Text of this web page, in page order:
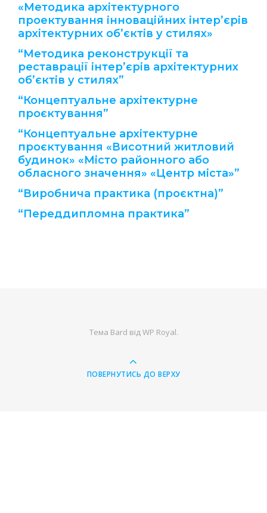
«Методика архітектурного
проектування інноваційних інтер’єрів
архітектурних об’єктів у стилях»
“Методика реконструкції та
реставрації інтер’єрів архітектурних
об’єктів у стилях”
“Концептуальне архітектурне
проєктування”
“Концептуальне архітектурне
проєктування «Висотний житловий
будинок» «Місто районного або
обласного значення» «Центр міста»”
“Виробнича практика (проєктна)”
“Переддипломна практика”
Тема Bard відWP Royal.
ПОВЕРНУТИСЬ ДО ВЕРХУ